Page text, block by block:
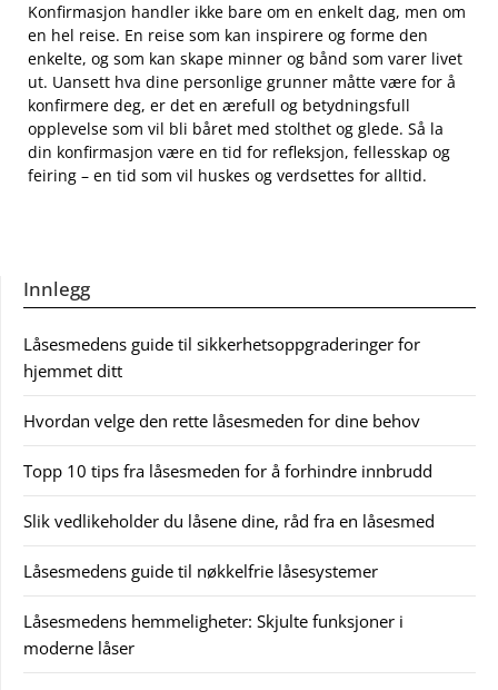
Konfirmasjon handler ⁢ikke bare om en‌ enkelt dag, ⁣men om
‍en​ hel reise. En reise som kan inspirere og forme den
enkelte, og som kan skape minner og bånd som varer livet
ut. Uansett hva dine​ personlige ‌grunner måtte være⁣ for å
konfirmere ‌deg, er ‍det⁣ en ærefull og betydningsfull
⁢opplevelse‌ som vil bli båret ‍med stolthet og glede. Så la‍
din konfirmasjon være en tid for refleksjon, fellesskap og
feiring – en tid som vil huskes ⁣og verdsettes ‍for alltid.
Innlegg
Låsesmedens guide til sikkerhetsoppgraderinger for
hjemmet ditt
Hvordan velge den rette låsesmeden for dine behov
Topp 10 tips fra låsesmeden for å forhindre innbrudd
Slik vedlikeholder du låsene dine, råd fra en låsesmed
Låsesmedens guide til nøkkelfrie låsesystemer
Låsesmedens hemmeligheter: Skjulte funksjoner i
moderne låser